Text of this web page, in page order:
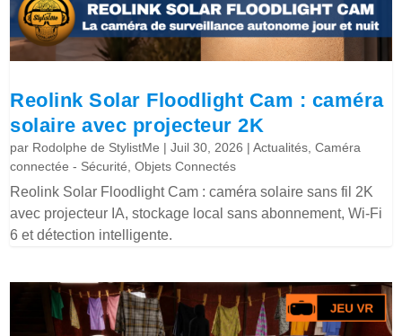
Reolink Solar Floodlight Cam : caméra
solaire avec projecteur 2K
par Rodolphe de StylistMe |Juil 30, 2026 |Actualités ,Caméra
connectée - Sécurité ,Objets Connectés
Reolink Solar Floodlight Cam : caméra solaire sans fil 2K
avec projecteur IA, stockage local sans abonnement, Wi-Fi
6 et détection intelligente.